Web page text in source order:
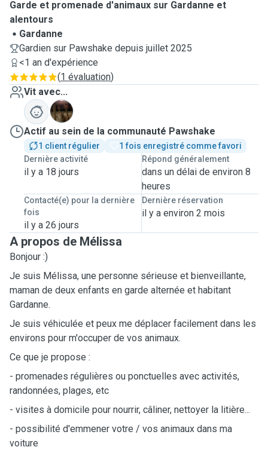
Garde et promenade d'animaux sur Gardanne et
alentours
Gardanne
Gardien sur Pawshake depuis juillet 2025
<1 an d'expérience
(1 évaluation)
Vit avec...
H
Actif au sein de la communauté Pawshake
1 client régulier
1 fois enregistré comme favori
Dernière activité
il y a 18 jours
Répond généralement
dans un délai de environ 8
heures
Contacté(e) pour la dernière
fois
il y a 26 jours
Dernière réservation
il y a environ 2 mois
A propos de Mélissa
Bonjour :)
Je suis Mélissa, une personne sérieuse et bienveillante,
maman de deux enfants en garde alternée et habitant
Gardanne.
Je suis véhiculée et peux me déplacer facilement dans les
environs pour m'occuper de vos animaux.
Ce que je propose :
- promenades régulières ou ponctuelles avec activités,
randonnées, plages, etc
- visites à domicile pour nourrir, câliner, nettoyer la litière...
- possibilité d'emmener votre / vos animaux dans ma
voiture